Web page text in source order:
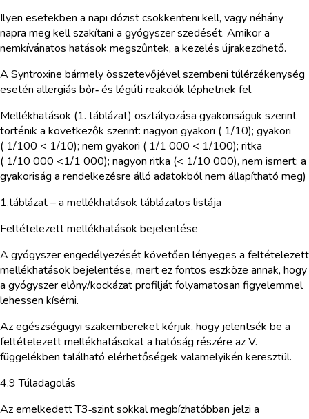
Ilyen esetekben a napi dózist csökkenteni kell, vagy néhány
napra meg kell szakítani a gyógyszer szedését. Amikor a
nemkívánatos hatások megszűntek, a kezelés újrakezdhető.
A Syntroxine bármely összetevőjével szembeni túlérzékenység
esetén allergiás bőr‑ és légúti reakciók léphetnek fel.
Mellékhatások (1. táblázat) osztályozása gyakoriságuk szerint
történik a következők szerint: nagyon gyakori ( 1/10); gyakori
( 1/100 < 1/10); nem gyakori ( 1/1 000 < 1/100); ritka
( 1/10 000 <1/1 000); nagyon ritka (< 1/10 000), nem ismert: a
gyakoriság a rendelkezésre álló adatokból nem állapítható meg)
1.táblázat – a mellékhatások táblázatos listája
Feltételezett mellékhatások bejelentése
A gyógyszer engedélyezését követően lényeges a feltételezett
mellékhatások bejelentése, mert ez fontos eszköze annak, hogy
a gyógyszer előny/kockázat profilját folyamatosan figyelemmel
lehessen kísérni.
Az egészségügyi szakembereket kérjük, hogy jelentsék be a
feltételezett mellékhatásokat a hatóság részére az V.
függelékben található elérhetőségek valamelyikén keresztül.
4.9 Túladagolás
Az emelkedett T3‑szint sokkal megbízhatóbban jelzi a